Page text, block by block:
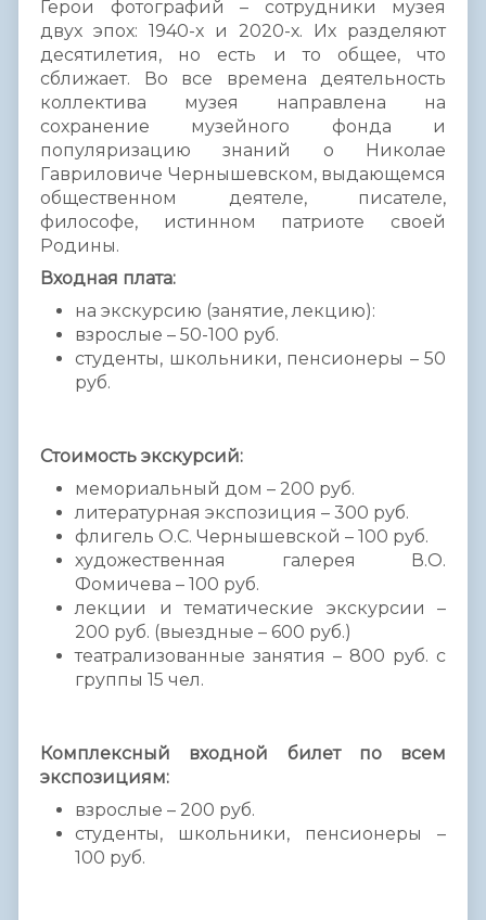
Герои фотографий – сотрудники музея
двух эпох: 1940-х и 2020-х. Их разделяют
десятилетия, но есть и то общее, что
сближает. Во все времена деятельность
коллектива музея направлена на
сохранение музейного фонда и
популяризацию знаний о Николае
Гавриловиче Чернышевском, выдающемся
общественном деятеле, писателе,
философе, истинном патриоте своей
Родины.
Входная плата:
на экскурсию (занятие, лекцию):
взрослые – 50-100 руб.
студенты, школьники, пенсионеры – 50
руб.
Стоимость экскурсий:
мемориальный дом – 200 руб.
литературная экспозиция – 300 руб.
флигель О.С. Чернышевской – 100 руб.
художественная галерея В.О.
Фомичева – 100 руб.
лекции и тематические экскурсии –
200 руб. (выездные – 600 руб.)
театрализованные занятия – 800 руб. с
группы 15 чел.
Комплексный входной билет по всем
экспозициям:
взрослые – 200 руб.
студенты, школьники, пенсионеры –
100 руб.